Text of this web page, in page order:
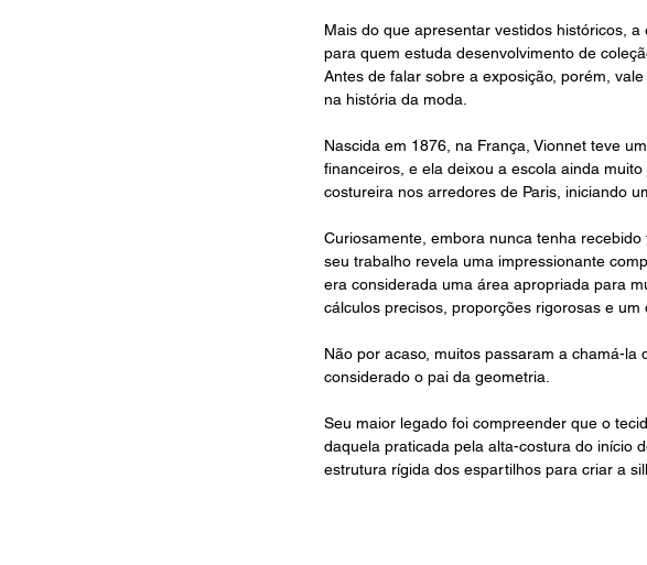
Mais do que apresentar vestidos históricos,
para quem estuda desenvolvimento de
Antes de falar sobre a exposição, porém,
na história da moda.
Nascida em 1876, na França, Vionnet teve
financeiros, e ela deixou a escola ainda
costureira nos arredores de Paris, iniciando
Curiosamente, embora nunca tenha
seu trabalho revela uma impressionante
era considerada uma área apropriada para
cálculos precisos, proporções rigorosas e
Não por acaso, muitos passaram a chamá-
considerado o pai da geometria.
Seu maior legado foi compreender que o
daquela praticada pela alta-costura do início
estrutura rígida dos espartilhos para criar a